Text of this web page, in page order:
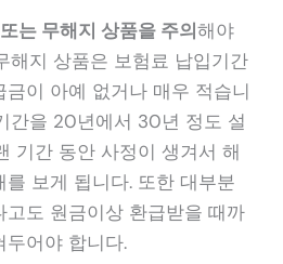
는 무해지 상품을 주의해야
해지 상품은 보험료 납입기간
이 아예 없거나 매우 적습니
간을 20년에서 30년 정도 설
기간 동안 사정이 생겨서 해
보게 됩니다. 또한 대부분
도 원금이상 환급받을 때까
두어야 합니다.